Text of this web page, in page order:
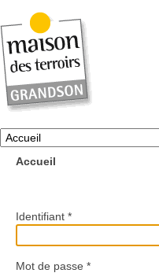
Accueil
Identifiant *
Mot de passe *